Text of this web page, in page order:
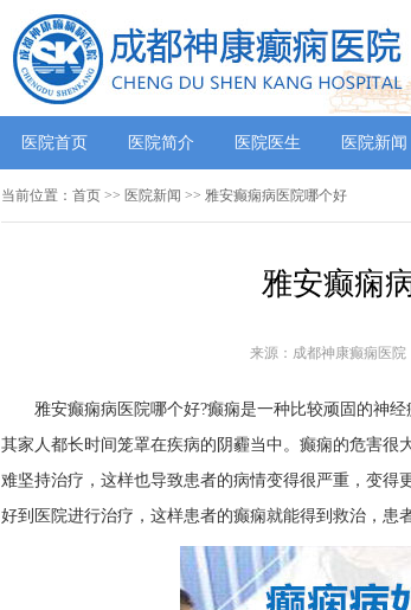
医院首页 医院简介 医院医生 医院新闻
当前位置： 首页 >> 医院新闻 >> 雅安癫痫病医院哪个好
雅安癫痫
来源：成都神康癫痫医院
雅安癫痫病医院哪个好?癫痫是一种比较顽固的神
其家人都长时间笼罩在疾病的阴霾当中。癫痫的危害很
难坚持治疗，这样也导致患者的病情变得很严重，变得
好到医院进行治疗，这样患者的癫痫就能得到救治，患